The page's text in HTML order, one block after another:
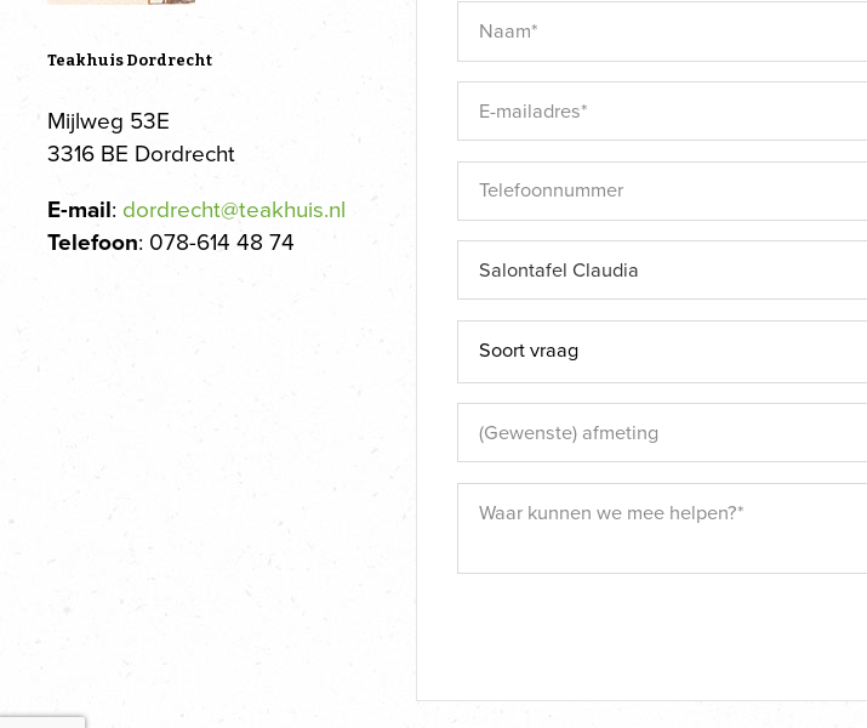
Teakhuis Dordrecht
Mijlweg 53E
3316 BE Dordrecht
E-mail: dordrecht@teakhuis.nl
Telefoon: 078-614 48 74